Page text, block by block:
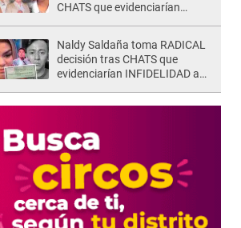
CHATS que evidenciarían
Naldy Saldaña toma RADICAL
decisión tras CHATS que
evidenciarían INFIDELIDAD a